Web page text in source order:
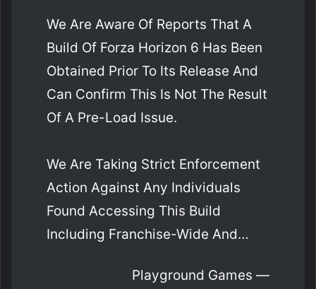
We Are Aware Of Reports That A
Build Of Forza Horizon 6 Has Been
Obtained Prior To Its Release And
Can Confirm This Is Not The Result
Of A Pre-Load Issue.
We Are Taking Strict Enforcement
Action Against Any Individuals
Found Accessing This Build
Including Franchise-Wide And…
— Playground Games